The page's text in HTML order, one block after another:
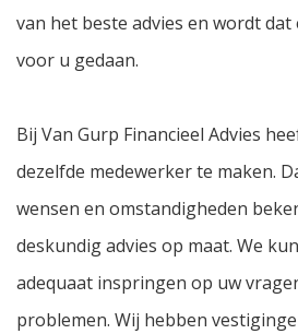
van het beste advies en wordt
voor u gedaan.
Bij Van Gurp Financieel Advies
dezelfde medewerker te maken.
wensen en omstandigheden
deskundig advies op maat. We
adequaat inspringen op uw
problemen. Wij hebben